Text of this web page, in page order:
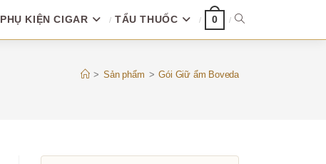
PHỤ KIỆN CIGAR TẨU THUỐC 0 TOGGLE
> Sản phẩm > Gói Giữ ẩm Boveda